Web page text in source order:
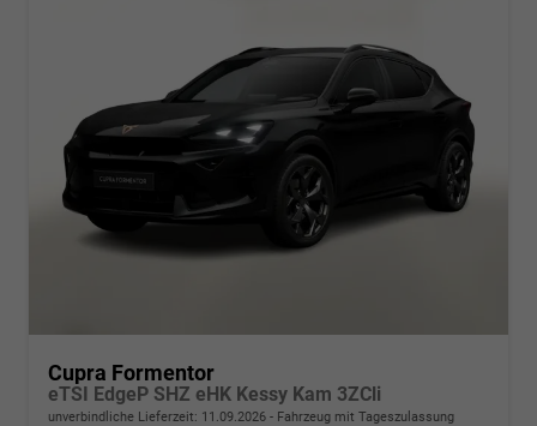
Cupra Formentor
eTSI EdgeP SHZ eHK Kessy Kam 3ZCli
unverbindliche Lieferzeit: 11.09.2026 Fahrzeug mit Tageszulassung